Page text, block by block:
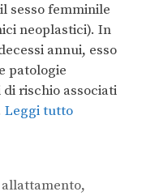
sesso femminile
neoplastici). In
annui, esso
patologie
rischio associati
Leggi tutto
allattamento,